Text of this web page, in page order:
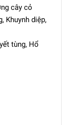
cây cỏ
Khuynh diệp,
tùng, Hổ